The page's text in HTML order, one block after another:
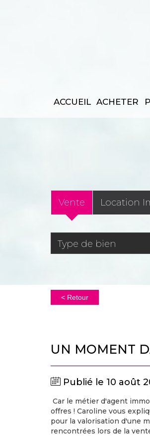
ACCUEIL ACHETER
Vente Location
Type de bien
< Retour
UN MOMENT
Publié le 10 août
Car le métier d'agent
offres ! Caroline vous
pour la valorisation d'une
rencontrées lors de la